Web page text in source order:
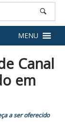
MENU
Canal
em
a ser oferecido